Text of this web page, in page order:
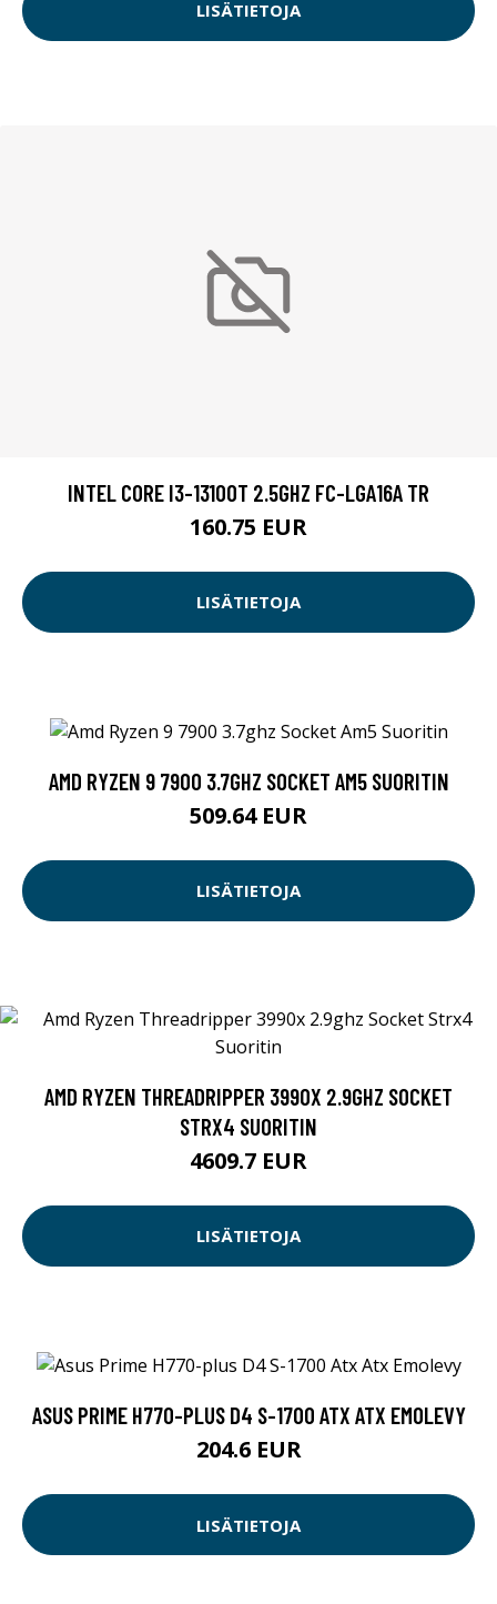
LISÄTIETOJA
INTEL CORE I3-13100T 2.5GHZ FC-LGA16A TR
160.75 EUR
LISÄTIETOJA
AMD RYZEN 9 7900 3.7GHZ SOCKET AM5 SUORITIN
509.64 EUR
LISÄTIETOJA
AMD RYZEN THREADRIPPER 3990X 2.9GHZ SOCKET
STRX4 SUORITIN
4609.7 EUR
LISÄTIETOJA
ASUS PRIME H770-PLUS D4 S-1700 ATX ATX EMOLEVY
204.6 EUR
LISÄTIETOJA